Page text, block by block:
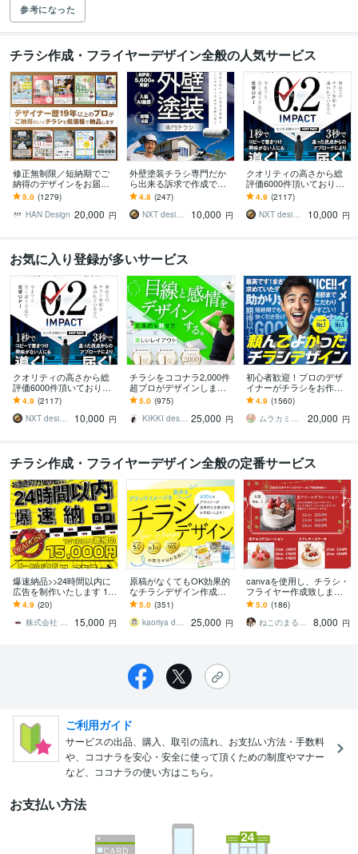
参考になった
チラシ作成・フライヤーデザイン全般の人気サービス
修正無制限／短納期でご
納得のデザインをお届け
します その他、パンフ・
ポスター・メニュー・名
刺・看板 etc.
5.0 (1279)
HAN Design 20,000 円
外壁塗装チラシ専門だか
ら出来る訴求で作成でき
ます 修正無制限！信頼感
を大切にしたポスティン
グ反響重視デザイン
4.8 (247)
NXT design 研究所
10,000 円
クオリティの高さから総
評価6000件頂いておりま
す 修正無制限！25年デザ
イナーが作る訴求方法で
チラシ反響UP!
4.9 (2117)
NXT design 研究所
10,000 円
お気に入り登録が多いサービス
クオリティの高さから総
評価6000件頂いておりま
す 修正無制限！25年デザ
イナーが作る訴求方法で
チラシ反響UP!
4.9 (2117)
NXT design 研究所
10,000 円
チラシをココナラ2,000件
超プロがデザインします
美しいレイアウト、目を
惹くビジュアルのフライ
ヤー・チラシ
5.0 (975)
KIKKI design 25,000 円
初心者歓迎！プロのデザ
イナーがチラシをお作り
します ココナラ初心者も
歓迎！企業から個人まで
高品質を安価でお届け！
4.9 (1560)
ムラカミラボ
20,000 円
チラシ作成・フライヤーデザイン全般の定番サービス
爆速納品>>24時間以内に
広告を制作いたします 1日
1組限定！チラシやPOP、
ポスターも全てご対応！
4.9 (20)
株式会社 Yolo
15,000 円
原稿がなくてもOK効果的
なチラシデザイン作成し
ます プロデザイナーが洗
練されたデザインと構成
で企業価値を高めます
5.0 (351)
kaoriya design｜デザイナー
25,000 円
canvaを使用し、チラシ・
フライヤー作成致します
低価格でかつスピーディ
に3日以内に作成致しま
す。
5.0 (186)
ねこのまるまる
8,000 円
ご利用ガイド
サービスの出品、購入、取引の流れ、お支払い方法・手数料
や、ココナラを安心・安全に使って頂くための制度やマナー
など、ココナラの使い方はこちら。
お支払い方法